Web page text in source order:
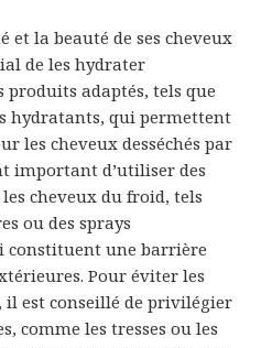
la beauté de ses cheveux
de les hydrater
produits adaptés, tels que
hydratants, qui permettent
les cheveux desséchés par
important d’utiliser des
cheveux du froid, tels
ou des sprays
constituent une barrière
Pour éviter les
il est conseillé de privilégier
comme les tresses ou les